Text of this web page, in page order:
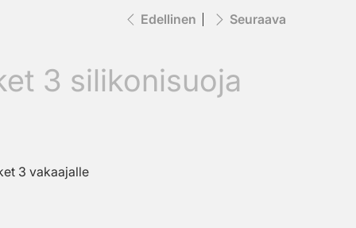
Edellinen Seuraava
3 silikonisuoja
3 vakaajalle